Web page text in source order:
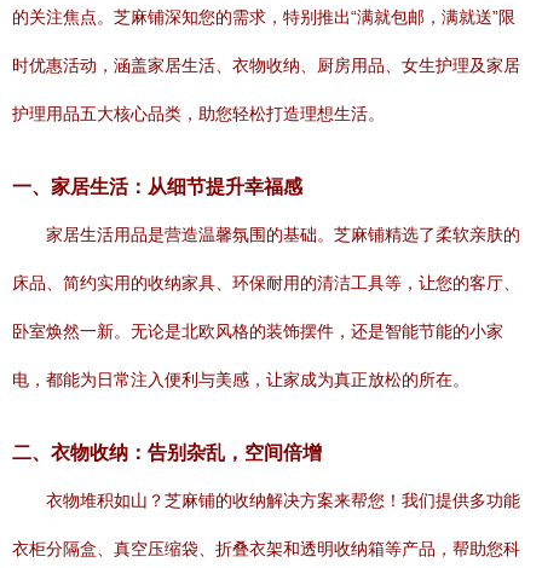
的关注焦点。芝麻铺深知您的需求，特别推出“满就包邮，满就送”限
时优惠活动，涵盖家居生活、衣物收纳、厨房用品、女生护理及家居
护理用品五大核心品类，助您轻松打造理想生活。
一、家居生活：从细节提升幸福感
家居生活用品是营造温馨氛围的基础。芝麻铺精选了柔软亲肤的
床品、简约实用的收纳家具、环保耐用的清洁工具等，让您的客厅、
卧室焕然一新。无论是北欧风格的装饰摆件，还是智能节能的小家
电，都能为日常注入便利与美感，让家成为真正放松的所在。
二、衣物收纳：告别杂乱，空间倍增
衣物堆积如山？芝麻铺的收纳解决方案来帮您！我们提供多功能
衣柜分隔盒、真空压缩袋、折叠衣架和透明收纳箱等产品，帮助您科